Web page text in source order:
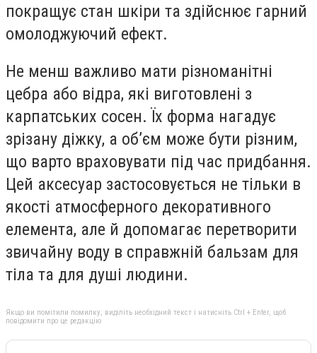
покращує стан шкіри та здійснює гарний
омолоджуючий ефект.
Не менш важливо мати різноманітні
цебра або відра, які виготовлені з
карпатських сосен. Їх форма нагадує
зрізану діжку, а об’єм може бути різним,
що варто враховувати під час придбання.
Цей аксесуар застосовується не тільки в
якості атмосферного декоративного
елемента, але й допомагає перетворити
звичайну воду в справжній бальзам для
тіла та для душі людини.
Якщо ви помітили помилку, виділіть необхідний текст і натисніть Ctrl + Enter, щоб
повідомити про це редакцію